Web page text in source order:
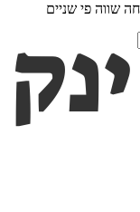
שווה פי שניים